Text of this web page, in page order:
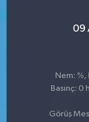
09
Nem: %,
Basınç: 0
Görüş
PROJELER
YEREL MEDYA